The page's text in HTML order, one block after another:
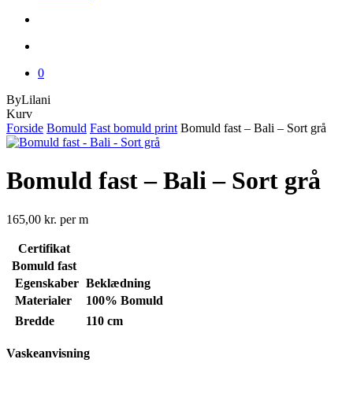
0
ByLilani
KurvClose
Cart
Forside Bomuld Fast bomuld print Bomuld fast – Bali – Sort grå
Bomuld fast – Bali – Sort grå
165,00 kr. per m
Certifikat
Bomuld fast
Egenskaber Beklædning
Materialer
100% Bomuld
Bredde
110 cm
Vaskeanvisning